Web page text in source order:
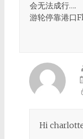
会无法成行….
游轮停靠港口
Hi